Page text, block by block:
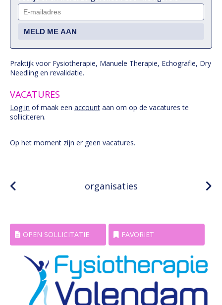
Praktijk voor Fysiotherapie, Manuele Therapie, Echografie, Dry
Needling en revalidatie.
VACATURES
Log in of maak een account aan om op de vacatures te
solliciteren.
Op het moment zijn er geen vacatures.
organisaties
OPEN SOLLICITATIE FAVORIET